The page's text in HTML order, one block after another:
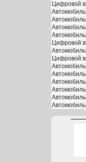
Цифровой
Цифровой
Цифровой